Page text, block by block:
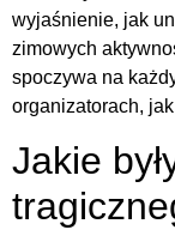
wyjaśnienie, jak
zimowych
spoczywa na
organizatorach,
Jakie